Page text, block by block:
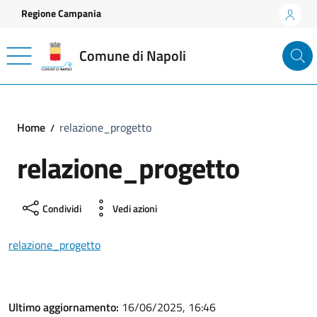
Vai ai contenuti
Vai al footer
Regione Campania
Comune di Napoli
Home relazione_progetto
relazione_progetto
Condividi Vedi azioni
relazione_progetto
Ultimo aggiornamento: 16/06/2025, 16:46